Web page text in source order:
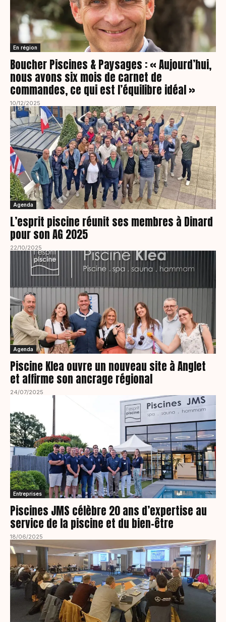
En région
Boucher Piscines & Paysages : « Aujourd’hui,
nous avons six mois de carnet de
commandes, ce qui est l’équilibre idéal »
10/12/2025
Agenda
L’esprit piscine réunit ses membres à Dinard
pour son AG 2025
22/10/2025
Agenda
Piscine Klea ouvre un nouveau site à Anglet
et affirme son ancrage régional
24/07/2025
Entreprises
Piscines JMS célèbre 20 ans d’expertise au
service de la piscine et du bien-être
18/06/2025